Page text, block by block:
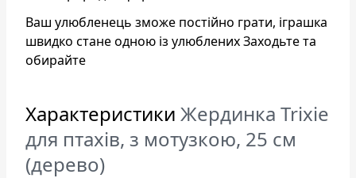
Ваш улюбленець зможе постійно грати, іграшка
швидко стане одною із улюблених Заходьте та
обирайте
Характеристики Жердинка Trixie
для птахів, з мотузкою, 25 см
(дерево)